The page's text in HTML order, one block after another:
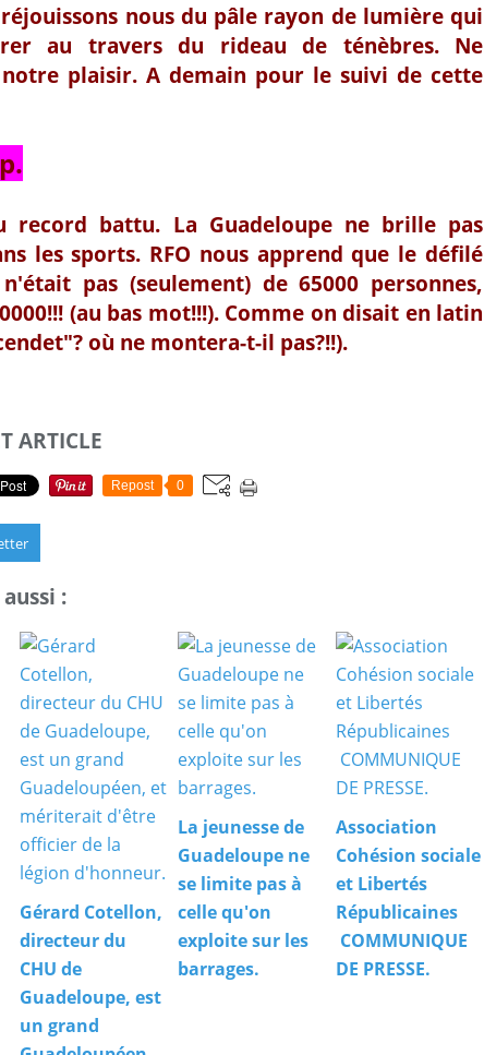
nous du pâle rayon de lumière qui
au travers du rideau de ténèbres. Ne
notre plaisir. A demain pour le suivi de cette
record battu. La Guadeloupe ne brille pas
les sports. RFO nous apprend que le défilé
pas (seulement) de 65000 personnes,
(au bas mot!!!). Comme on disait en latin
où ne montera-t-il pas?!!).
ARTICLE
Repost 0
:
Gérard Cotellon,
directeur du
CHU de
Guadeloupe, est
un grand
La jeunesse de
Guadeloupe ne
se limite pas à
celle qu'on
exploite sur les
barrages.
Association
Cohésion sociale
et Libertés
Républicaines
COMMUNIQUE
DE PRESSE.